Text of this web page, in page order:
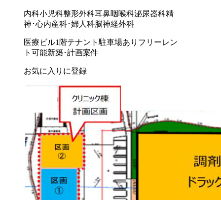
内科小児科整形外科耳鼻咽喉科泌尿器科精
神･心内産科･婦人科脳神経外科
医療ビル1階テナント 駐車場あり フリーレン
ト可能新築･計画案件
お気に入りに登録